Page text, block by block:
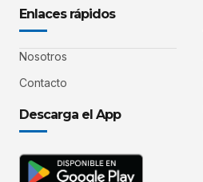
Enlaces rápidos
Nosotros
Contacto
Descarga el App